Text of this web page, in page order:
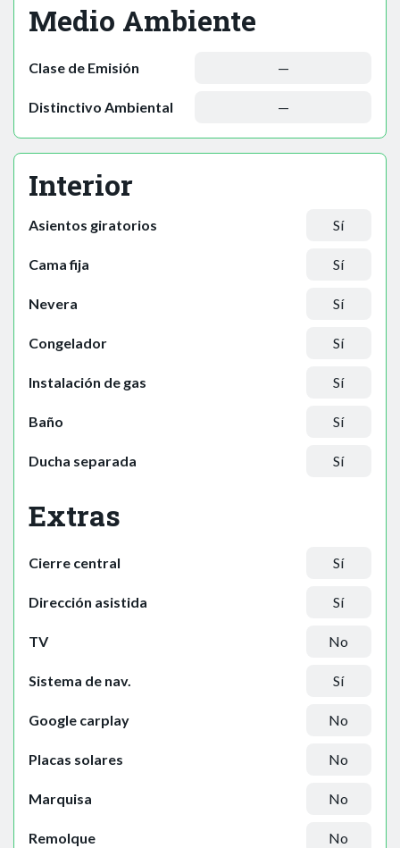
Medio Ambiente
Clase de Emisión —
Distinctivo Ambiental —
Interior
Asientos giratorios Sí
Cama fija Sí
Nevera Sí
Congelador Sí
Instalación de gas Sí
Baño Sí
Ducha separada Sí
Extras
Cierre central Sí
Dirección asistida Sí
TV No
Sistema de nav. Sí
Google carplay No
Placas solares No
Marquisa No
Remolque No